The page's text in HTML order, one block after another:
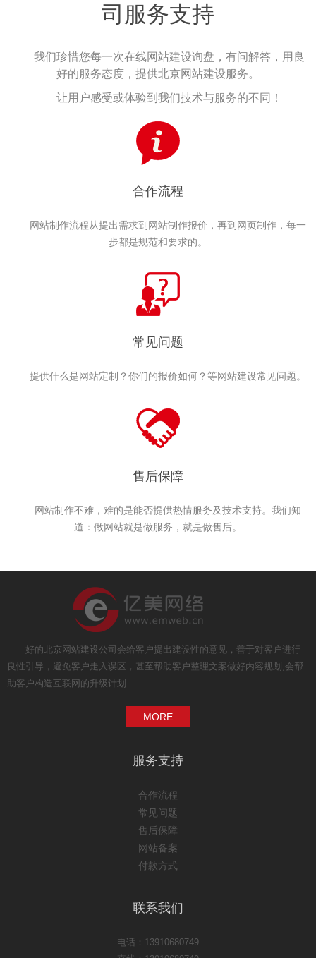
司服务支持
我们珍惜您每一次在线网站建设询盘，有问解答，用良
好的服务态度，提供北京网站建设服务。
让用户感受或体验到我们技术与服务的不同！
合作流程
网站制作流程从提出需求到网站制作报价，再到网页制作，每一
步都是规范和要求的。
常见问题
提供什么是网站定制？你们的报价如何？等网站建设常见问题。
售后保障
网站制作不难，难的是能否提供热情服务及技术支持。我们知
道：做网站就是做服务，就是做售后。
好的北京网站建设公司会给客户提出建设性的意见，善于对客户进行
良性引导，避免客户走入误区，甚至帮助客户整理文案做好内容规划,会帮
助客户构造互联网的升级计划...
MORE
服务支持
合作流程
常见问题
售后保障
网站备案
付款方式
联系我们
电话：13910680749